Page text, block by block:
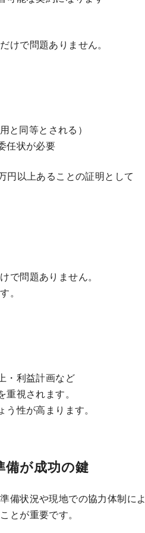
けで問題ありません。
と同等とされる）
任状が必要
円以上あることの証明として
で問題ありません。
。
・利益計画など
視されます。
性が高まります。
が成功の鍵
状況や現地での協力体制によ
とが重要です。